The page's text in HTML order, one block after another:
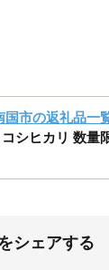
国市の返礼品一
シヒカリ 数
シェアする